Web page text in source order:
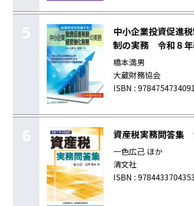
5
中小企業投資促進
制の実務 令和８年
橋本満男
大蔵財務協会
ISBN : 9784754734091
6 資産税実務問答集
一色広己 ほか
清文社
ISBN :